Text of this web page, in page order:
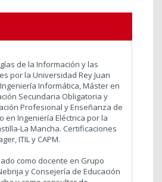
de la Información y las
por la Universidad Rey Juan
Informática, Máster en
Secundaria Obligatoria y
Profesional y Enseñanza de
en Ingeniería Eléctrica por la
La Mancha. Certificaciones
ITIL y CAPM.
como docente en Grupo
y Consejería de Educación